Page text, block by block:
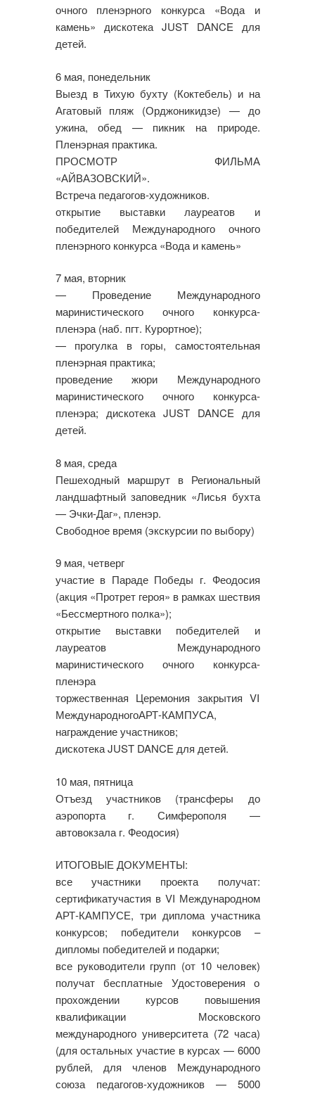
очного пленэрного конкурса «Вода и
камень» дискотека JUST DANCE для
детей.
6 мая, понедельник
Выезд в Тихую бухту (Коктебель) и на
Агатовый пляж (Орджоникидзе) — до
ужина, обед — пикник на природе.
Пленэрная практика.
ПРОСМОТР ФИЛЬМА
«АЙВАЗОВСКИЙ».
Встреча педагогов-художников.
открытие выставки лауреатов и
победителей Международного очного
пленэрного конкурса «Вода и камень»
7 мая, вторник
— Проведение Международного
маринистического очного конкурса-
пленэра (наб. пгт. Курортное);
— прогулка в горы, самостоятельная
пленэрная практика;
проведение жюри Международного
маринистического очного конкурса-
пленэра; дискотека JUST DANCE для
детей.
8 мая, среда
Пешеходный маршрут в Региональный
ландшафтный заповедник «Лисья бухта
— Эчки-Даг», пленэр.
Свободное время (экскурсии по выбору)
9 мая, четверг
участие в Параде Победы г. Феодосия
(акция «Протрет героя» в рамках шествия
«Бессмертного полка»);
открытие выставки победителей и
лауреатов Международного
маринистического очного конкурса-
пленэра
торжественная Церемония закрытия VI
МеждународногоАРТ-КАМПУСА,
награждение участников;
дискотека JUST DANCE для детей.
10 мая, пятница
Отъезд участников (трансферы до
аэропорта г. Симферополя —
автовокзала г. Феодосия)
ИТОГОВЫЕ ДОКУМЕНТЫ:
все участники проекта получат:
сертификатучастия в VI Международном
АРТ-КАМПУСЕ, три диплома участника
конкурсов; победители конкурсов –
дипломы победителей и подарки;
все руководители групп (от 10 человек)
получат бесплатные Удостоверения о
прохождении курсов повышения
квалификации Московского
международного университета (72 часа)
(для остальных участие в курсах — 6000
рублей, для членов Международного
союза педагогов-художников — 5000